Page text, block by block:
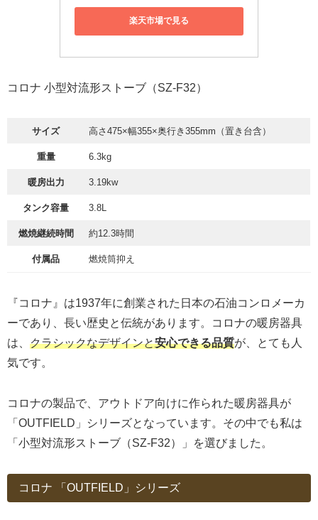
楽天市場で見る
コロナ 小型対流形ストーブ（SZ-F32）
サイズ 高さ475×幅355×奥行き355mm（置き台含）
重量 6.3kg
暖房出力 3.19kw
タンク容量 3.8L
燃焼継続時間 約12.3時間
付属品 燃焼筒抑え
『コロナ』は1937年に創業された日本の石油コンロメーカ
ーであり、長い歴史と伝統があります。コロナの暖房器具
は、 クラシックなデザインと安心できる品質が、とても人
気です。
コロナの製品で、アウトドア向けに作られた暖房器具が
「OUTFIELD」シリーズとなっています。その中でも私は
「小型対流形ストーブ（SZ-F32）」を選びました。
コロナ 「OUTFIELD」シリーズ